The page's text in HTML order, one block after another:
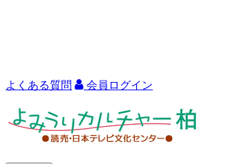
よくある質問 会員ログイン